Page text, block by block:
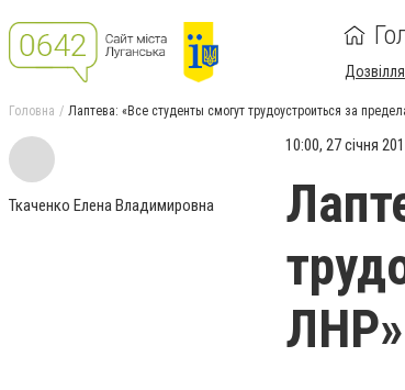
Дозвілля
Головна Лаптева: «Все студенты смогут трудоустроиться за
Ткаченко Елена Владимировна
10:00, 27 січня
ЛНР»